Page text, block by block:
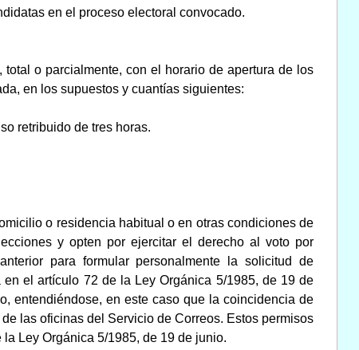
en el proceso electoral convocado.
o parcialmente, con el horario de apertura de los
en los supuestos y cuantías siguientes:
retribuido de tres horas.
o residencia habitual o en otras condiciones de
y opten por ejercitar el derecho al voto por
para formular personalmente la solicitud de
el artículo 72 de la Ley Orgánica 5/1985, de 19 de
entendiéndose, en este caso que la coincidencia de
las oficinas del Servicio de Correos. Estos permisos
Ley Orgánica 5/1985, de 19 de junio.